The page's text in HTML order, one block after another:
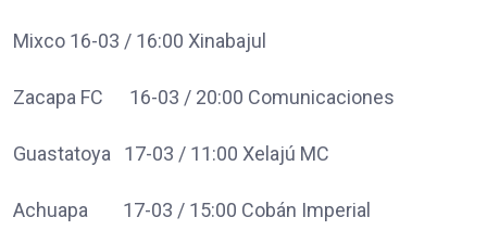
Mixco 16-03 / 16:00 Xinabajul
Zacapa FC 16-03 / 20:00 Comunicaciones
Guastatoya 17-03 / 11:00 Xelajú MC
Achuapa 17-03 / 15:00 Cobán Imperial